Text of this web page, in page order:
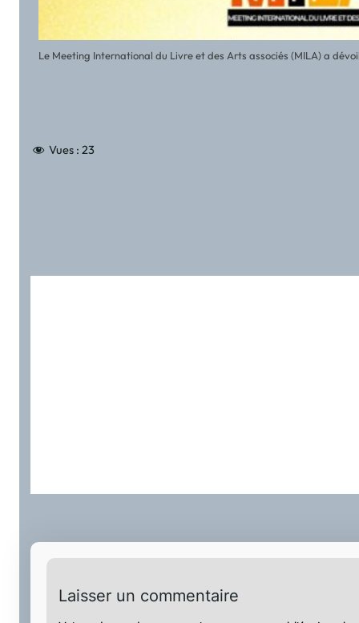
Le Meeting International du Livre et des Arts associés (MILA) a
Vues : 23
Laisser un commentaire